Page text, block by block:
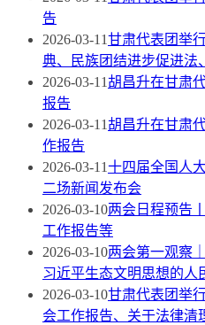
告
2026-03-11甘肃代表团举
典、民族团结进步促进法
2026-03-11胡昌升在甘肃
报告
2026-03-11胡昌升在甘肃
作报告
2026-03-11十四届全国人
二场新闻发布会
2026-03-10两会日程预告
工作报告等
2026-03-10两会第一观察
习近平生态文明思想的人
2026-03-10甘肃代表团举
会工作报告、关于法律清